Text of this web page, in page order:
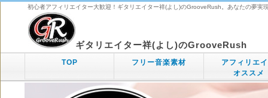
初心者アフィリエイター大歓迎！ギタリエイター祥(よし)のGrooveRush。あなたの夢実
ギタリエイター祥(よし)のGrooveRush
TOP フリー音楽素材
アフィリエ
オススメ